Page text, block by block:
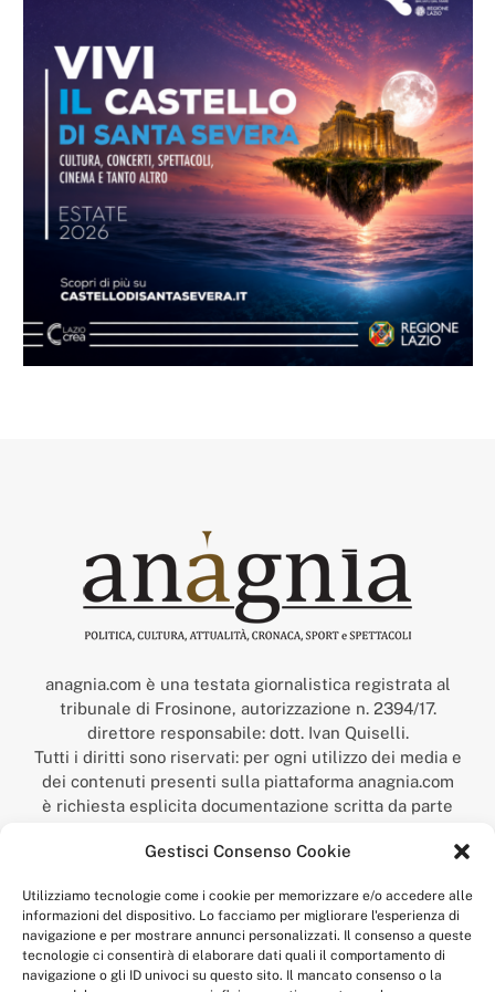
Gestisci Consenso Cookie
Utilizziamo tecnologie come i cookie per memorizzare e/o accedere alle
informazioni del dispositivo. Lo facciamo per migliorare l'esperienza di
navigazione e per mostrare annunci personalizzati. Il consenso a queste
tecnologie ci consentirà di elaborare dati quali il comportamento di
navigazione o gli ID univoci su questo sito. Il mancato consenso o la
anagnia.com è una testata giornalistica registrata al
tribunale di Frosinone, autorizzazione n. 2394/17.
direttore responsabile: dott. Ivan Quiselli.
Tutti i diritti sono riservati: per ogni utilizzo dei media e
dei contenuti presenti sulla piattaforma anagnia.com
è richiesta esplicita documentazione scritta da parte
“Anagnia” è un marchio registrato presso l’Ufficio Italiano
Economico,
num. registrazione: 302017000014044 del 9 febbraio 2017.
Per contatti:redazione@anagnia.com